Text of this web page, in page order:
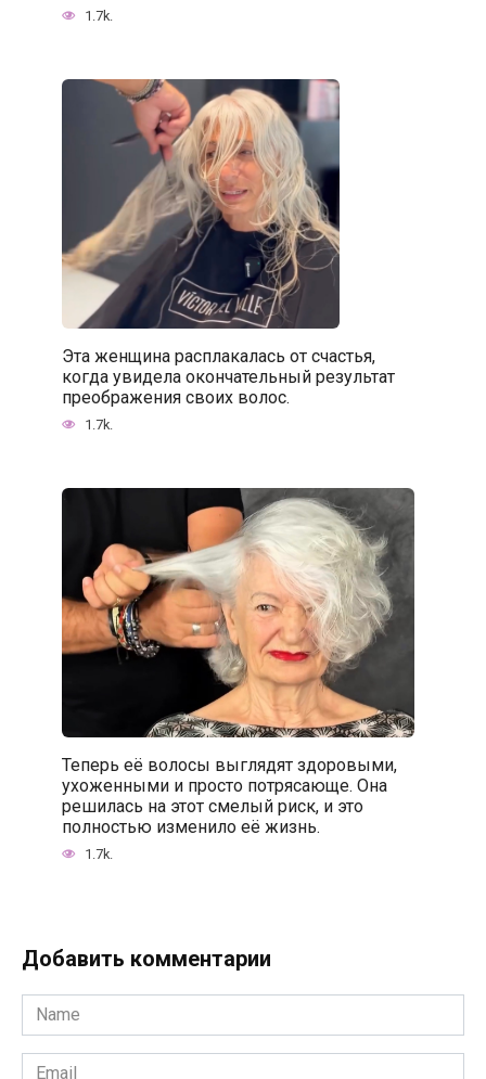
1.7k.
Эта женщина расплакалась от счастья,
когда увидела окончательный результат
преображения своих волос.
1.7k.
Теперь её волосы выглядят здоровыми,
ухоженными и просто потрясающе. Она
решилась на этот смелый риск, и это
полностью изменило её жизнь.
1.7k.
Добавить комментарии
Name
*
Email